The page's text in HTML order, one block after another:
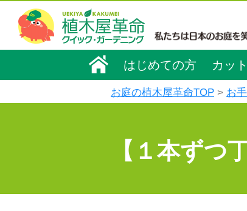
はじめての方 カッ
お庭の植木屋革命TOP お
【１本ずつ